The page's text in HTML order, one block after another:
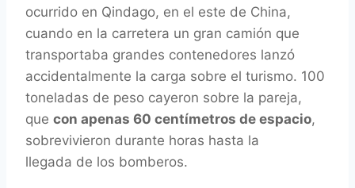
ocurrido en Qindago, en el este de China,
cuando en la carretera un gran camión que
transportaba grandes contenedores lanzó
accidentalmente la carga sobre el turismo. 100
toneladas de peso cayeron sobre la pareja,
que con apenas 60 centímetros de espacio,
sobrevivieron durante horas hasta la
llegada de los bomberos.